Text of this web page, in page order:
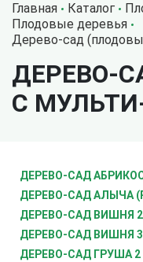
Главная Каталог
Плодовые деревья
Дерево-сад
ДЕРЕВО-
С
ДЕРЕВО-САД
ДЕРЕВО-САД АЛЫЧА
ДЕРЕВО-САД ВИШНЯ
ДЕРЕВО-САД ВИШНЯ
ДЕРЕВО-САД ГРУША 2